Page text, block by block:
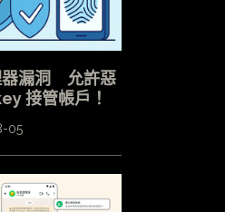
漏洞 允許惡
接管帳戶！
05